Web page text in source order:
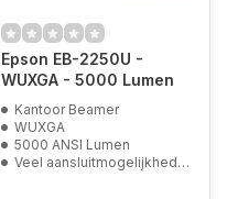
Epson EB-2250U -
WUXGA - 5000 Lumen
Kantoor Beamer
WUXGA
5000 ANSI Lumen
Veel aansluitmogelijkheden